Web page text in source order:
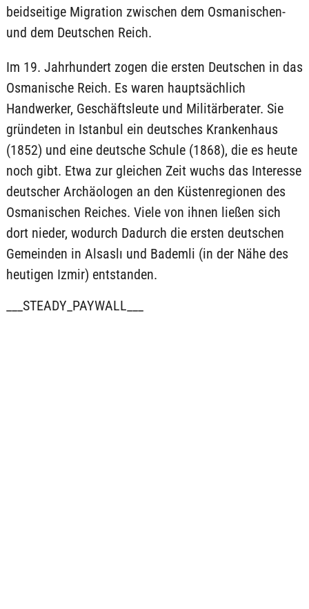
beidseitige Migration zwischen dem Osmanischen-
und dem Deutschen Reich.
Im 19. Jahrhundert zogen die ersten Deutschen in das
Osmanische Reich. Es waren hauptsächlich
Handwerker, Geschäftsleute und Militärberater. Sie
gründeten in Istanbul ein deutsches Krankenhaus
(1852) und eine deutsche Schule (1868), die es heute
noch gibt. Etwa zur gleichen Zeit wuchs das Interesse
deutscher Archäologen an den Küstenregionen des
Osmanischen Reiches. Viele von ihnen ließen sich
dort nieder, wodurch Dadurch die ersten deutschen
Gemeinden in Alsaslı und Bademli (in der Nähe des
heutigen Izmir) entstanden.
___STEADY_PAYWALL___